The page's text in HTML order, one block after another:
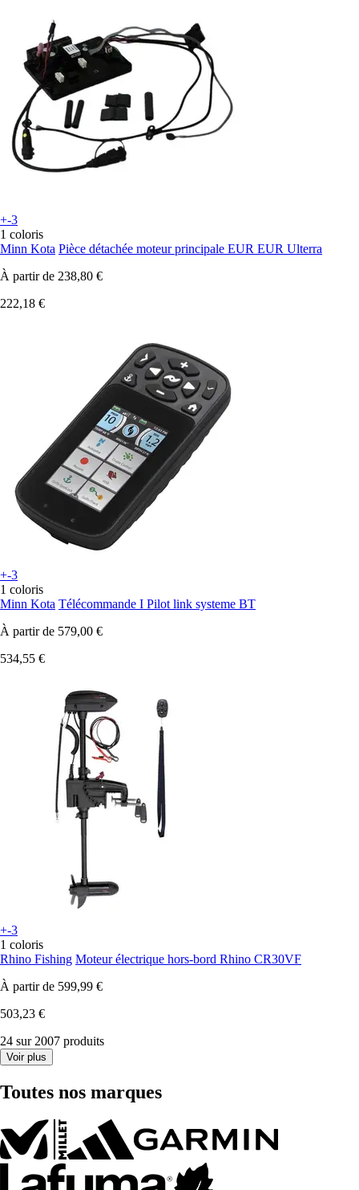
+-3
1 coloris
Minn Kota Pièce détachée moteur principale EUR EUR Ulterra
À partir de 238,80 €
222,18 €
+-3
1 coloris
Minn Kota Télécommande I Pilot link systeme BT
À partir de 579,00 €
534,55 €
+-3
1 coloris
Rhino Fishing Moteur électrique hors-bord Rhino CR30VF
À partir de 599,99 €
503,23 €
24 sur 2007 produits
Voir plus
Toutes nos marques